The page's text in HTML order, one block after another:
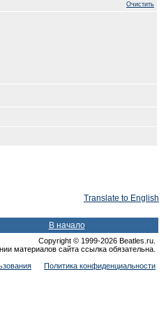
Очистить
Translate to English
В начало
Copyright © 1999-2026 Beatles.ru.
материалов сайта ссылка обязательна.
Политика конфиденциальности